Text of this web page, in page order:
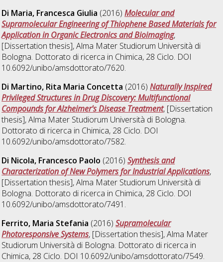
Di Maria, Francesca Giulia (2016)Molecular and
Supramolecular Engineering of Thiophene Based Materials for
Application in Organic Electronics and Bioimaging,
[Dissertation thesis], Alma Mater Studiorum Università di
Bologna. Dottorato di ricerca in Chimica, 28 Ciclo. DOI
10.6092/unibo/amsdottorato/7620.
Di Martino, Rita Maria Concetta (2016)Naturally Inspired
Privileged Structures in Drug Discovery: Multifunctional
Compounds for Alzheimer's Disease Treatment, [Dissertation
thesis], Alma Mater Studiorum Università di Bologna.
Dottorato di ricerca in Chimica, 28 Ciclo. DOI
10.6092/unibo/amsdottorato/7582.
Di Nicola, Francesco Paolo (2016)Synthesis and
Characterization of New Polymers for Industrial Applications,
[Dissertation thesis], Alma Mater Studiorum Università di
Bologna. Dottorato di ricerca in Chimica, 28 Ciclo. DOI
10.6092/unibo/amsdottorato/7491.
Ferrito, Maria Stefania (2016)Supramolecular
Photoresponsive Systems, [Dissertation thesis], Alma Mater
Studiorum Università di Bologna. Dottorato di ricerca in
Chimica, 28 Ciclo. DOI 10.6092/unibo/amsdottorato/7549.